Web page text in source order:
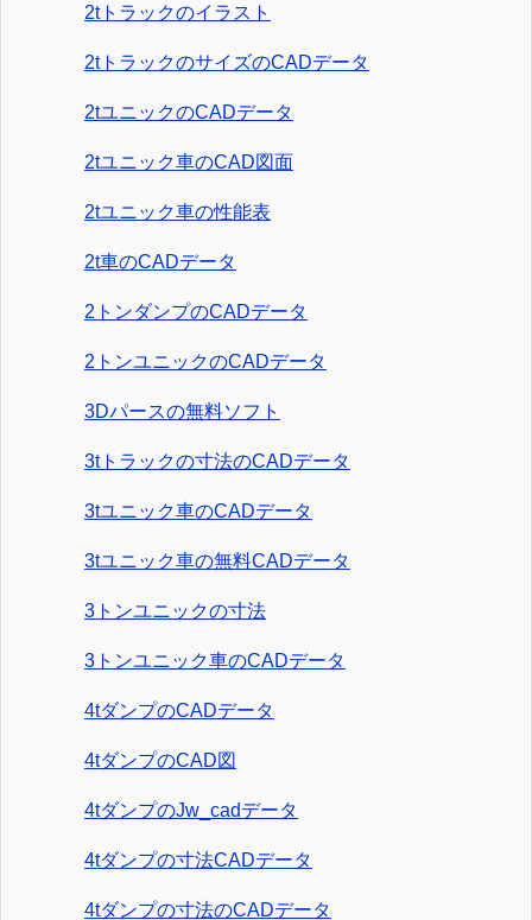
2tトラックのイラスト
2tトラックのサイズのCADデータ
2tユニックのCADデータ
2tユニック車のCAD図面
2tユニック車の性能表
2t車のCADデータ
2トンダンプのCADデータ
2トンユニックのCADデータ
3Dパースの無料ソフト
3tトラックの寸法のCADデータ
3tユニック車のCADデータ
3tユニック車の無料CADデータ
3トンユニックの寸法
3トンユニック車のCADデータ
4tダンプのCADデータ
4tダンプのCAD図
4tダンプのJw_cadデータ
4tダンプの寸法CADデータ
4tダンプの寸法のCADデータ